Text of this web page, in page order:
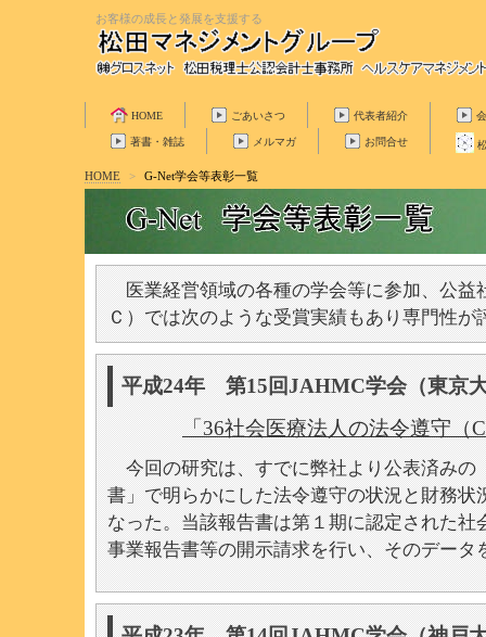
お客様の成長と発展を支援する
HOME ごあいさつ 代表者紹介
著書・雑誌 メルマガ お問合せ
HOME > G-Net学会等表彰一覧
医業経営領域の各種の学会等に参加、公益
Ｃ）では次のような受賞実績もあり専門性が
平成24年 第15回JAHMC学会（
「36社会医療法人の法令遵守（
今回の研究は、すでに弊社より公表済みの
書」で明らかにした法令遵守の状況と財務
なった。当該報告書は第１期に認定された
事業報告書等の開示請求を行い、そのデータ